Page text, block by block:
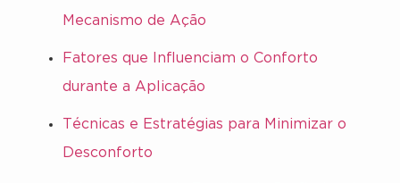
Mecanismo de Ação
Fatores que Influenciam o Conforto
durante a Aplicação
Técnicas e Estratégias para Minimizar o
Desconforto